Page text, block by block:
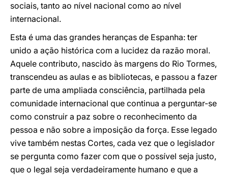
sociais, tanto ao nível nacional como ao nível
internacional.
Esta é uma das grandes heranças de Espanha: ter
unido a ação histórica com a lucidez da razão moral.
Aquele contributo, nascido às margens do Rio Tormes,
transcendeu as aulas e as bibliotecas, e passou a fazer
parte de uma ampliada consciência, partilhada pela
comunidade internacional que continua a perguntar-se
como construir a paz sobre o reconhecimento da
pessoa e não sobre a imposição da força. Esse legado
vive também nestas Cortes, cada vez que o legislador
se pergunta como fazer com que o possível seja justo,
que o legal seja verdadeiramente humano e que a